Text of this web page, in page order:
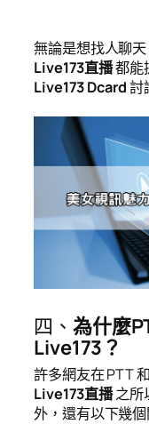
無論是想找人聊
Live173直播都能
Live173 Dcard討
四、 為什麼
Live173？
許多網友在 PTT 和
Live173直播之所
外，還有以下幾個